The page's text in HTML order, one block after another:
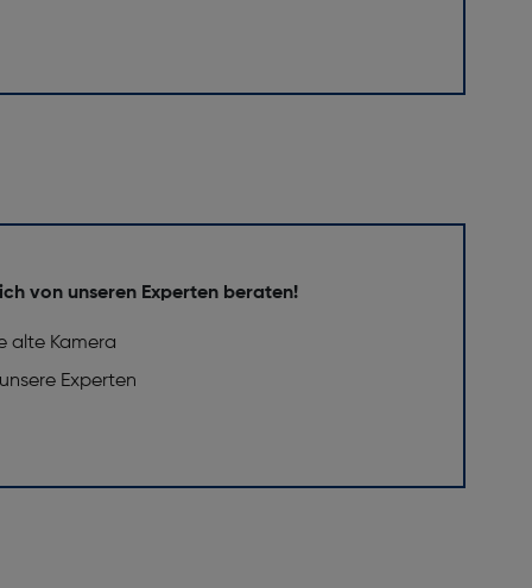
von unseren Experten beraten!
alte Kamera
Experten